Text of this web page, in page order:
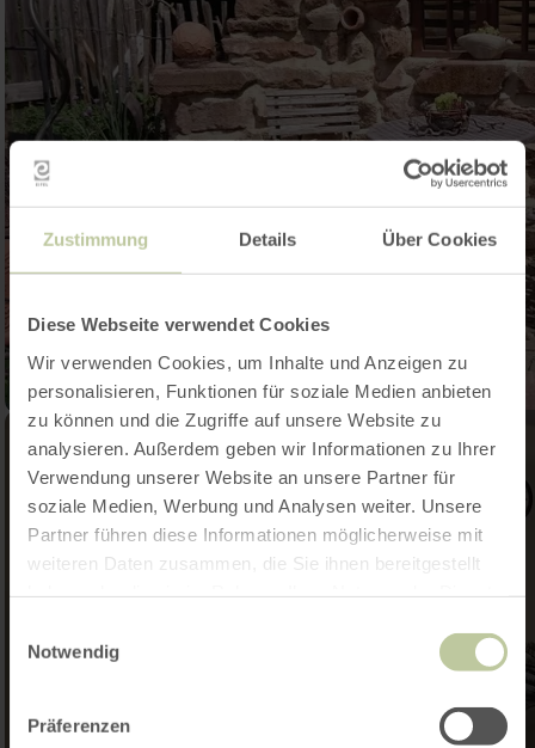
Zustimmung Details Über Cookies
Diese Webseite verwendet Cookies
Wir verwenden Cookies, um Inhalte und Anzeigen zu
personalisieren, Funktionen für soziale Medien anbieten
zu können und die Zugriffe auf unsere Website zu
analysieren. Außerdem geben wir Informationen zu Ihrer
Verwendung unserer Website an unsere Partner für
soziale Medien, Werbung und Analysen weiter. Unsere
Partner führen diese Informationen möglicherweise mit
weiteren Daten zusammen, die Sie ihnen bereitgestellt
Notwendig
Präferenzen